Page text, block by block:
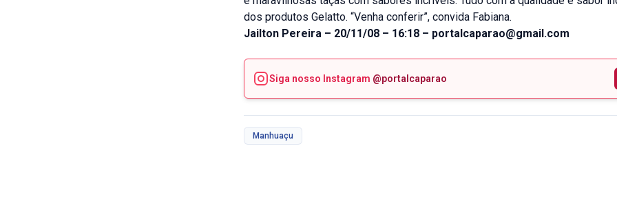
dos produtos Gelatto. “Venha conferir”, convida Fabiana.
Jailton Pereira – 20/11/08 – 16:18 – portalcaparao@gmail.com
Siga nosso Instagram @portalcaparao
Manhuaçu